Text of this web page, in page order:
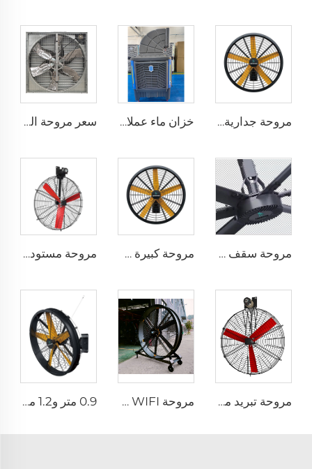
مروحة جدارية كبيرة بقياس 0.9 متر و1.2 متر ذات جودة عالية لمخازن البضائع، محرك بجهد 220 فولت مخصص للمرافق الصناعية والمطاعم والمزارع والفنادق خزان ماء عملاق قابل للحركة من نوع محوري سعة 300 لتر مصنوع من مادة البولي بروبلين الجديدة بنسبة 100% للاستخدام في الهواء الطلق سعر مروحة التهوية والإستنزاف الصناعية لمناجم البيوت الزراعية ومزارع الدواجن والدواجن
مروحة سقف صناعية كبيرة بطول 24 قدمًا (7.3 متر) لتوفير تهوية كبيرة في مستودعات الألبان مروحة كبيرة سرعة عالية قابلة للتركيب على الجدار بأحجام 0.9 متر و1.2 متر للمصانع والتجارة مروحة مستودعات للأبقار، توفر راحة الحيوانات، تهوية وتبريد للمزارع والأماكن الصناعية، معلقة على السقف
مروحة تبريد مباشرة من المصنع، شفرات من النيلون، محرك 380 فولت، مناسبة لاستخدامها في مستودعات الألبان، مثبتة على الجدران لتبريد مزارع الأبقار مروحة FJDIAMOND WIFI قابلة للتحكم بالهاتف المحمول، مروحة قاعدة بارتفاع 1.5 متر و2 متر، قطر 80 بوصة، قابلة للحركة، هادئة، ارتفاع 2000 ملم، مصنوعة من الألمنيوم، مناسبة للملاعب والصالات الرياضية 0.9 متر و1.2 متر مراوح مزارع ومستودعات صناعية ذات جودة عالية للمصانع والمطاعم والفنادق